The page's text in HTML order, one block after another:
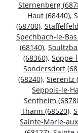
Sternenberg
Haut (68440),
(68700),
Spechbach-le-
(68140),
(68360), Soppe-
Sondersdorf
(68240), Sierentz
Seppois-le-
Sentheim
Thann (68520),
Sainte-Marie-